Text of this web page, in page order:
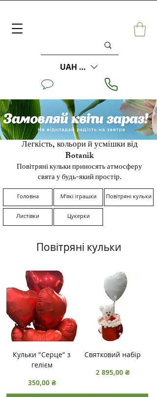
UAH (₴)
Легкість, кольори й усмішки від
Botanik
Повітряні кульки приносять атмосферу
свята у будь-який простір.
Головна
Листівки
М’які іграшки
Цукерки
Повітряні кульки
Повітряні кульки
Кульки "Серце" з
гелієм
Ціна
350,00 ₴
Святковий набір
Ціна
2 895,00 ₴